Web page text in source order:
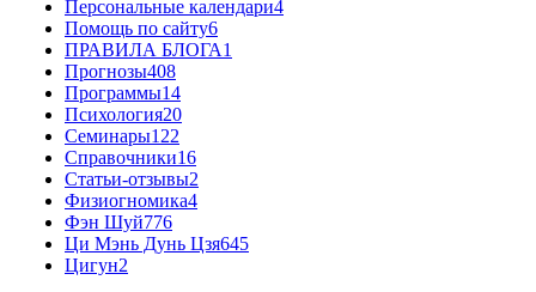
Персональные календари4
Помощь по сайту6
ПРАВИЛА БЛОГА1
Прогнозы408
Программы14
Психология20
Семинары122
Справочники16
Статьи-отзывы2
Физиогномика4
Фэн Шуй776
Ци Мэнь Дунь Цзя645
Цигун2